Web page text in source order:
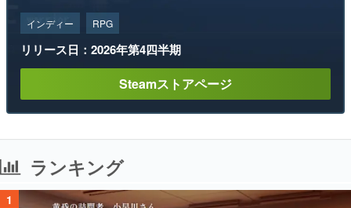
インディー RPG
リリース日：2026年第4四半期
Steamストアページ
ランキング
1